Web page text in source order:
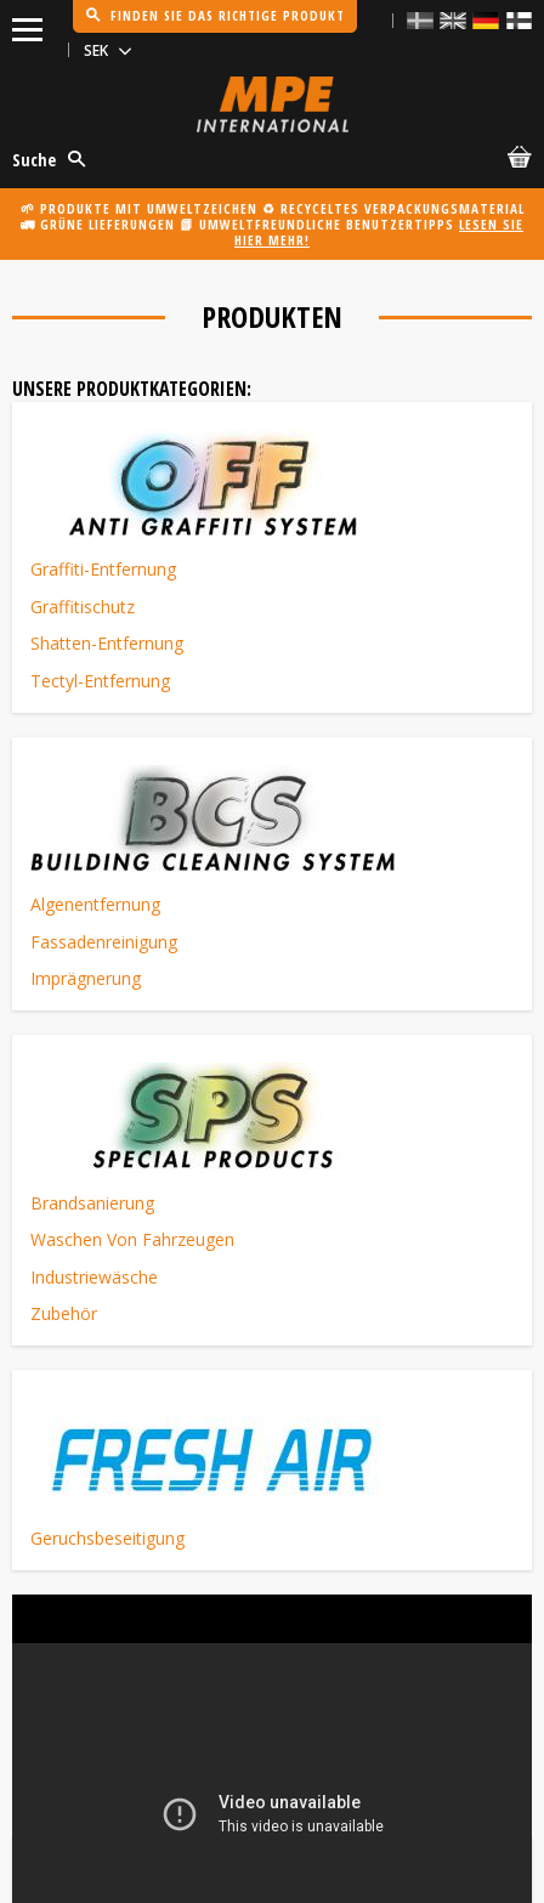
FINDEN SIE DAS RICHTIGE PRODUKT
Suche
🌱 PRODUKTE MIT UMWELTZEICHEN ♻️ RECYCELTES VERPACKUNGSMATERIAL
🚛 GRÜNE LIEFERUNGEN 📗 UMWELTFREUNDLICHE BENUTZERTIPPS LESEN SIE
HIER MEHR!
PRODUKTEN
UNSERE PRODUKTKATEGORIEN:
Graffiti-Entfernung
Graffitischutz
Shatten-Entfernung
Tectyl-Entfernung
Algenentfernung
Fassadenreinigung
Imprägnerung
Brandsanierung
Waschen Von Fahrzeugen
Industriewäsche
Zubehör
Geruchsbeseitigung